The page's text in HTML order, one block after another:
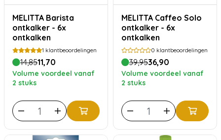
MELITTA Barista
ontkalker - 6x
ontkalken
1 klantbeoordelingen
14,8511,70
Volume voordeel vanaf
2 stuks
MELITTA Caffeo Solo
ontkalker - 6x
ontkalken
0 klantbeoordelingen
39,9536,90
Volume voordeel vanaf
2 stuks